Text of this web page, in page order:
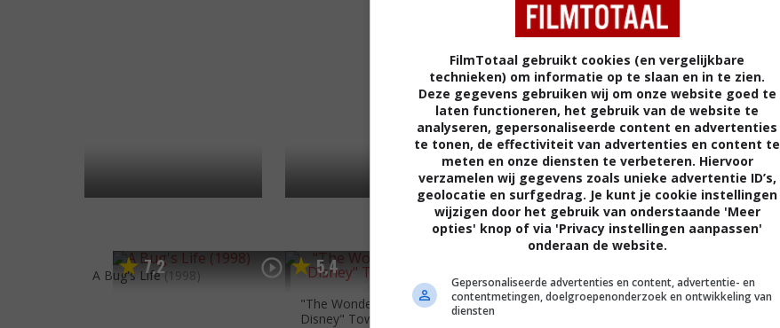
7,2
A Bug's Life (1998) 5,4
"The Wonderful World of
Disney" Tower of...
Tom and Huck (1995) Ri¢hie Ri¢h
FilmTotaal gebruikt cookies (en vergelijkbare
technieken) om informatie op te slaan en in te zien.
Deze gegevens gebruiken wij om onze website goed te
laten functioneren, het gebruik van de website te
analyseren, gepersonaliseerde content en advertenties
te tonen, de effectiviteit van advertenties en content te
meten en onze diensten te verbeteren. Hiervoor
verzamelen wij gegevens zoals unieke advertentie ID’s,
geolocatie en surfgedrag. Je kunt je cookie instellingen
wijzigen door het gebruik van onderstaande 'Meer
opties' knop of via 'Privacy instellingen aanpassen'
onderaan de website.
Gepersonaliseerde advertenties en content, advertentie- en
contentmetingen, doelgroepenonderzoek en ontwikkeling van
diensten